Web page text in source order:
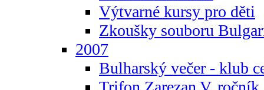
Výtvarné kursy pro děti
Zkoušky souboru
2007
Bulharský večer - klub